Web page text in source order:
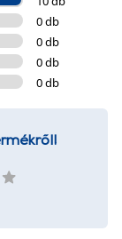
0 db
0 db
0 db
0 db